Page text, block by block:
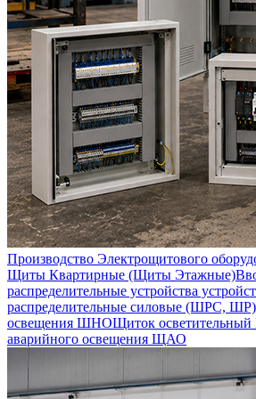
Производство Электрощитового
Щиты Квартирные (Щиты Этажные)
распределительные устройства
распределительные силовые (ШРС, ШР)
освещения ШНОЩиток
аварийного освещения ЩАО